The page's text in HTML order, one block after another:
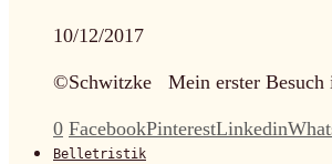
10/12/2017
©Schwitzke Mein erster Besuch
0 FacebookPinterestLinkedin
Belletristik